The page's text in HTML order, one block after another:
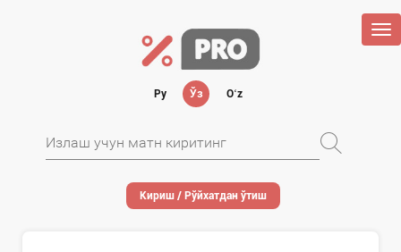
Ру Ўз Oʻz
Кириш / Рўйхатдан ўтиш